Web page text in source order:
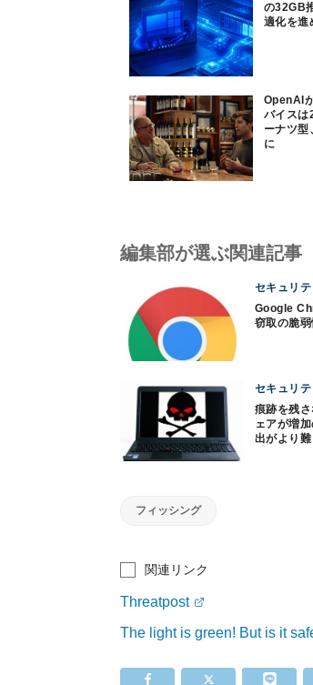
の32GB
適化を進
OpenAI
バイスは
ーナツ型
に
編集部が選ぶ関連記事
セキュリテ
Google
窃取の脆弱
セキュリテ
痕跡を残
ェアが増
出がより難
フィッシング
関連リンク
Threatpost
The light is green! But is it